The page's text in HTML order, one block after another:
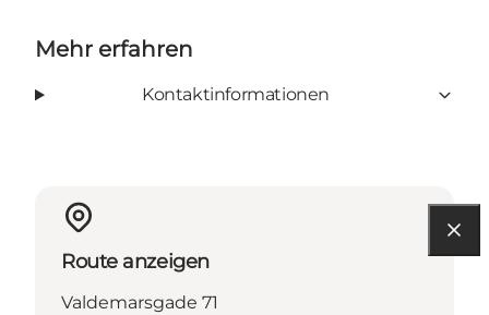
Mehr erfahren
Kontaktinformationen
Route anzeigen
Valdemarsgade 71